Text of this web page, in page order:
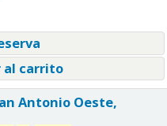
carrito
Antonio Oeste,